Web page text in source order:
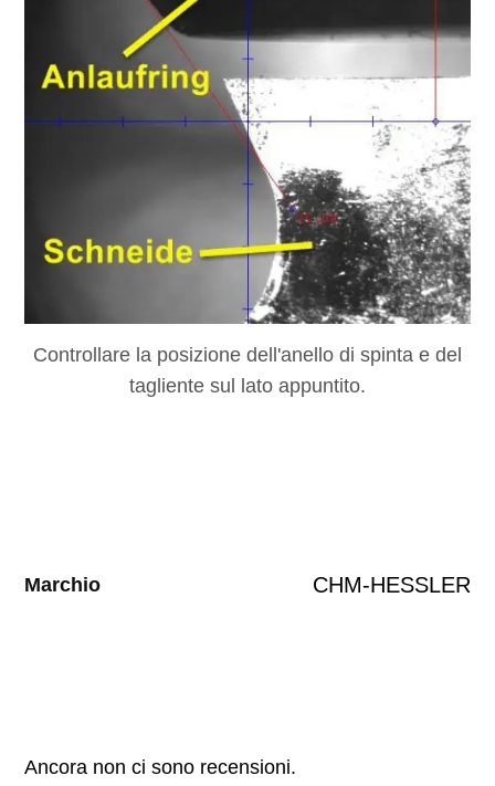
Controllare la posizione dell'anello di spinta e del
tagliente sul lato appuntito.
Marchio CHM-HESSLER
Ancora non ci sono recensioni.